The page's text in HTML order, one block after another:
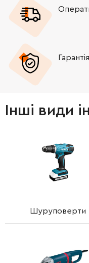
Інші види
Шуруповерти